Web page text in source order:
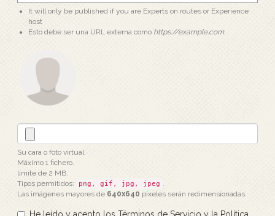
It will only be published if you are Experts on routes or Experience
host
Esto debe ser una URL externa como https://example.com.
Su cara o foto virtual.
Máximo 1 fichero.
límite de 2 MB.
Tipos permitidos:
png, gif, jpg, jpeg .
Las imágenes mayores de 640x640 píxeles serán redimensionadas.